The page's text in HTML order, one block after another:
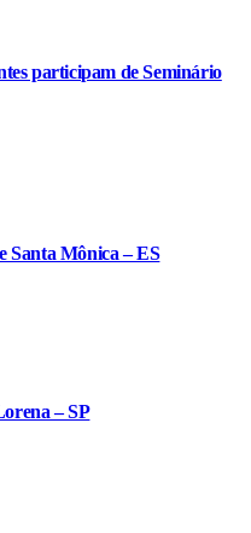
participam de Seminário
Santa Mônica – ES
– SP